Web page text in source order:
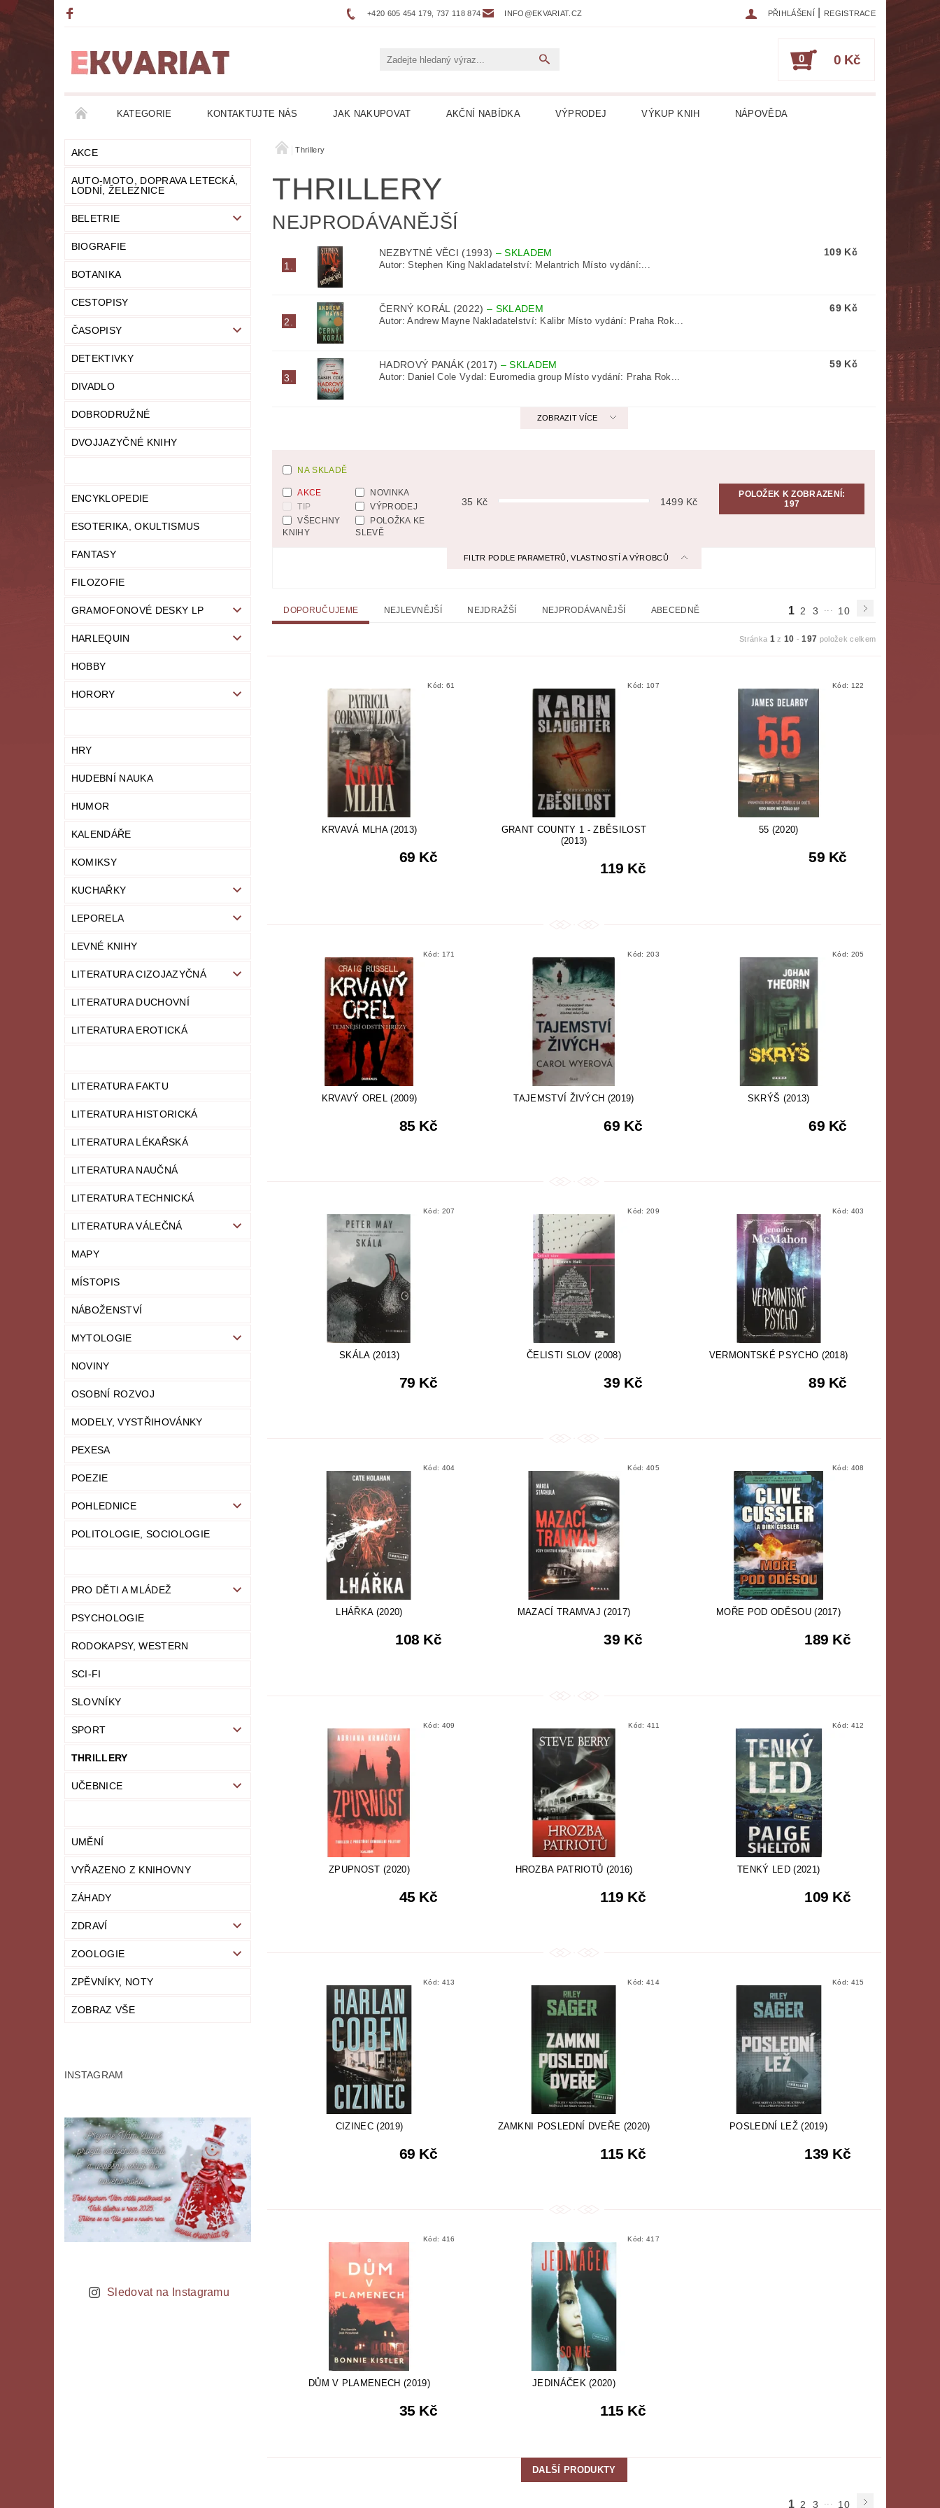
+420 605 454 179, 737 118 874 INFO@EKVARIAT.CZ PŘIHLÁŠENÍ REGISTRACE
0 0 Kč
KATEGORIE KONTAKTUJTE NÁS JAK NAKUPOVAT AKČNÍ NABÍDKA VÝPRODEJ VÝKUP KNIH NÁPOVĚDA
AKCE AUTO-MOTO, DOPRAVA LETECKÁ, LODNÍ, ŽELEZNICE
DETEKTIVKY DIVADLO DOBRODRUŽNÉ DVOJJAZYČNÉ KNIHY
FANTASY GRAMOFONOVÉ DESKY LP HARLEQUIN
KOMIKSY KUCHAŘKY LEPORELA LEVNÉ KNIHY LITERATURA CIZOJAZYČNÁ
LITERATURA NAUČNÁ LITERATURA TECHNICKÁ
MODELY, VYSTŘIHOVÁNKY PEXESA POEZIE
UČEBNICE
HODNOCENÍ OBCHODU
AKCE
AUTO-MOTO, DOPRAVA LETECKÁ,
LODNÍ, ŽELEZNICE
BELETRIE
BIOGRAFIE
BOTANIKA
CESTOPISY
ČASOPISY
DETEKTIVKY
DIVADLO
DOBRODRUŽNÉ
DVOJJAZYČNÉ KNIHY
ENCYKLOPEDIE
ESOTERIKA, OKULTISMUS
FANTASY
FILOZOFIE
GRAMOFONOVÉ DESKY LP
HARLEQUIN
HOBBY
HORORY
HRY
HUDEBNÍ NAUKA
HUMOR
KALENDÁŘE
KOMIKSY
KUCHAŘKY
LEPORELA
LEVNÉ KNIHY
LITERATURA CIZOJAZYČNÁ
LITERATURA DUCHOVNÍ
LITERATURA EROTICKÁ
LITERATURA FAKTU
LITERATURA HISTORICKÁ
LITERATURA LÉKAŘSKÁ
LITERATURA NAUČNÁ
LITERATURA TECHNICKÁ
LITERATURA VÁLEČNÁ
MAPY
MÍSTOPIS
NÁBOŽENSTVÍ
MYTOLOGIE
NOVINY
OSOBNÍ ROZVOJ
MODELY, VYSTŘIHOVÁNKY
PEXESA
POEZIE
POHLEDNICE
POLITOLOGIE, SOCIOLOGIE
PRO DĚTI A MLÁDEŽ
PSYCHOLOGIE
RODOKAPSY, WESTERN
SCI-FI
SLOVNÍKY
SPORT
THRILLERY
UČEBNICE
UMĚNÍ
VYŘAZENO Z KNIHOVNY
ZÁHADY
ZDRAVÍ
ZOOLOGIE
ZPĚVNÍKY, NOTY
ZOBRAZ VŠE
INSTAGRAM
Sledovat na Instagramu
Thrillery
THRILLERY
NEJPRODÁVANĚJŠÍ
1.
NEZBYTNÉ VĚCI (1993) –SKLADEM
Autor: Stephen King Nakladatelství: Melantrich Místo vydání:...
109 Kč
2.
ČERNÝ KORÁL (2022)– SKLADEM
Autor: Andrew Mayne Nakladatelství: Kalibr Místo vydání: Praha Rok...
69 Kč
3.
HADROVÝ PANÁK (2017) –SKLADEM
Autor: Daniel Cole Vydal: Euromedia group Místo vydání: Praha Rok...
59 Kč
ZOBRAZIT VÍCE
NA SKLADĚ
AKCE
NOVINKA
TIP
VÝPRODEJ
VŠECHNY
KNIHY
POLOŽKA KE
SLEVĚ
35 Kč 1499 Kč
POLOŽEK K ZOBRAZENÍ:
197
FILTR PODLE PARAMETRŮ, VLASTNOSTÍ A VÝROBCŮ
DOPORUČUJEME NEJLEVNĚJŠÍ NEJDRAŽŠÍ NEJPRODÁVANĚJŠÍ ABECEDNĚ 1 2 3 ... 10
Stránka 1 z 10 -197 položek celkem
Kód: 61
KRVAVÁ MLHA (2013)
69 Kč
Kód: 107
GRANT COUNTY 1 - ZBĚSILOST
(2013)
119 Kč
Kód: 122
55 (2020)
59 Kč
Kód: 171
KRVAVÝ OREL (2009)
85 Kč
Kód:203
TAJEMSTVÍ ŽIVÝCH (2019)
69 Kč
Kód: 205
SKRÝŠ (2013)
69 Kč
Kód: 207
SKÁLA (2013)
79 Kč
Kód:209
ČELISTI SLOV (2008)
39 Kč
Kód: 403
VERMONTSKÉ PSYCHO (2018)
89 Kč
Kód: 404
LHÁŘKA (2020)
108 Kč
Kód:405
MAZACÍ TRAMVAJ (2017)
39 Kč
Kód: 408
MOŘE POD ODĚSOU (2017)
189 Kč
Kód: 409
ZPUPNOST (2020)
45 Kč
Kód:411
HROZBA PATRIOTŮ (2016)
119 Kč
Kód: 412
TENKÝ LED (2021)
109 Kč
Kód: 413
CIZINEC (2019)
69 Kč
Kód:414
ZAMKNI POSLEDNÍ DVEŘE (2020)
115 Kč
Kód: 415
POSLEDNÍ LEŽ (2019)
139 Kč
Kód: 416
DŮM V PLAMENECH (2019)
35 Kč
Kód:417
JEDINÁČEK (2020)
115 Kč
DALŠÍ PRODUKTY
1 2 3 ... 10